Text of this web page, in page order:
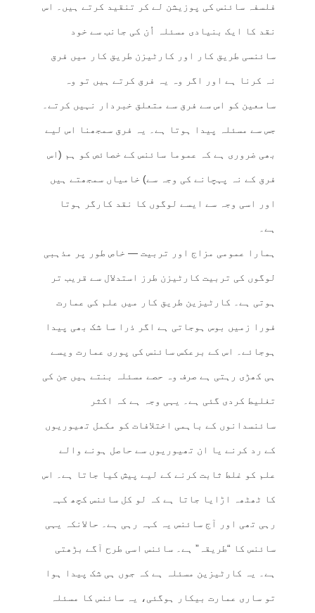
فلسفہ سائنس کی پوزیشن لے کر تنقید کرتے ہیں۔ اس
نقد کا ایک بنیادی مسئلہ اُن کی جانب سے خود
سائنسی طریق کار اور کارٹیزن طریق کار میں فرق
نہ کرنا ہے اور اگر وہ یہ فرق کرتے ہیں تو وہ
سامعین کو اس سے فرق سے متعلق خبردار نہیں کرتے۔
جس سے مسئلہ پیدا ہوتا ہے۔ یہ فرق سمجھنا اس لیے
بھی ضروری ہے کہ عموما سائنس کے خصائص کو ہم (اس
فرق کے نہ پہچانے کی وجہ سے) خامیاں سمجھتے ہیں
اور اسی وجہ سے ایسے لوگوں کا نقد کارگر ہوتا
ہے۔
ہمارا عمومی مزاج اور تربیت — خاص طور پر مذہبی
لوگوں کی تربیت کارٹیزن طرز استدلال سے قریب تر
ہوتی ہے۔ کارٹیزین طریق کار میں علم کی عمارت
فورا زمیں بوس ہوجاتی ہے اگر ذرا سا شک بھی پیدا
ہوجائے۔ اس کے برعکس سائنس کی پوری عمارت ویسے
ہی کھڑی رہتی ہے صرف وہ حصے مسئلہ بنتے ہیں جن کی
تغلیط کردی گئی ہے۔ یہی وجہ ہے کہ اکثر
سائنسدانوں کے باہمی اختلافات کو مکمل تھیوریوں
کے رد کرنے یا ان تھیوریوں سے حاصل ہونے والے
علم کو غلط ثابت کرنے کے لیے پیش کیا جاتا ہے۔ اس
کا ٹھٹھہ اڑایا جاتا ہے کہ لو کل سائنس کچھ کہہ
رہی تھی اور آج سائنس یہ کہہ رہی ہے۔ حالانکہ یہی
سائنس کا “طریقہ” ہے۔ سائنس اسی طرح آگے بڑھتی
ہے۔ یہ کارٹیزین مسئلہ ہے کہ جوں ہی شک پیدا ہوا
تو ساری عمارت بیکار ہوگئی، یہ سائنس کا مسئلہ